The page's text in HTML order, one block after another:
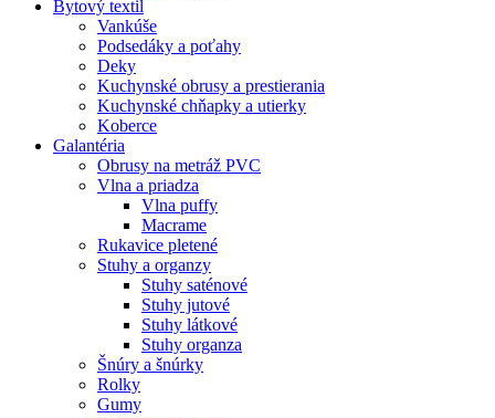
Bytový textil
Vankúše
Podsedáky a poťahy
Deky
Kuchynské obrusy a prestierania
Kuchynské chňapky a utierky
Koberce
Galantéria
Obrusy na metráž PVC
Vlna a priadza
Vlna puffy
Macrame
Rukavice pletené
Stuhy a organzy
Stuhy saténové
Stuhy jutové
Stuhy látkové
Stuhy organza
Šnúry a šnúrky
Rolky
Gumy